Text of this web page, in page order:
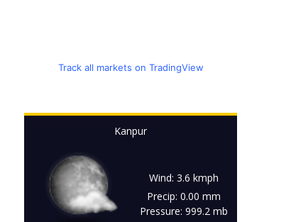
Track all markets on TradingView
Kanpur
Wind: 3.6 kmph
Precip: 0.00 mm
Pressure: 999.2 mb